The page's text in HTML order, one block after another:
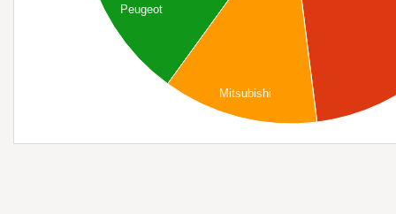
Peugeot
Mitsubishi